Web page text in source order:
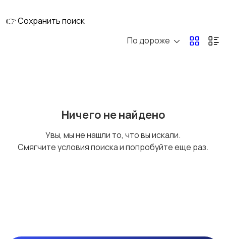
Общестроительные
👉 Сохранить поиск
По дороже
Ничего не найдено
Увы, мы не нашли то, что вы искали.
Смягчите условия поиска и попробуйте еще раз.